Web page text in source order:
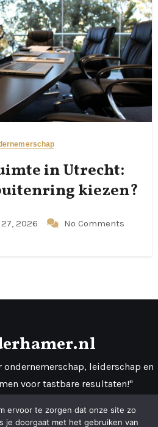
in Utrecht:
kiezen?
2026 No Comments
ondernemerschap, leiderschap en
voor tastbare resultaten!"
ervoor te zorgen dat onze site zo
je doorgaat met het gebruiken van